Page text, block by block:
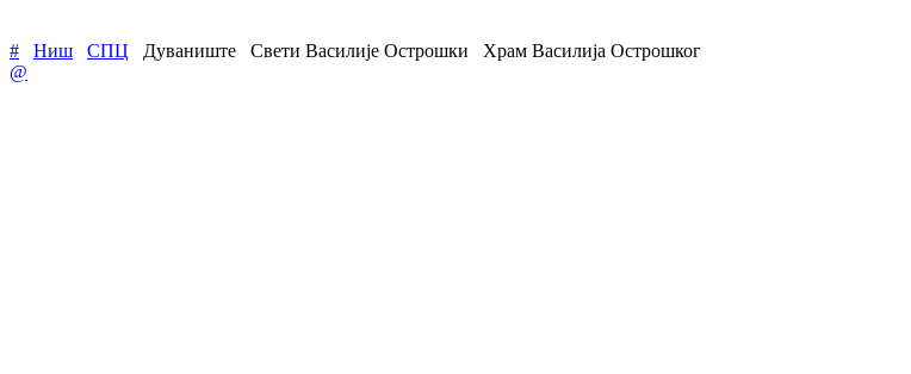
# Ниш СПЦ Дуваниште Свети Василије Острошки
Храм Василија Острошког
@